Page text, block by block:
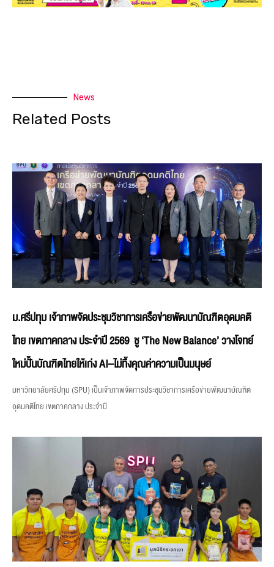
News
Related Posts
ม.ศรีปทุม เจ้าภาพจัดประชุมวิชาการเครือข่ายพัฒนาบัณฑิตอุดมคติ
ไทย เขตภาคกลาง ประจำปี 2569 ชู ‘The New Balance’ วางโจทย์
ใหม่ปั้นบัณฑิตไทยให้เก่ง AI–ไม่ทิ้งคุณค่าความเป็นมนุษย์
มหาวิทยาลัยศรีปทุม (SPU) เป็นเจ้าภาพจัดการประชุมวิชาการเครือข่ายพัฒนาบัณฑิต
อุดมคติไทย เขตภาคกลาง ประจำปี